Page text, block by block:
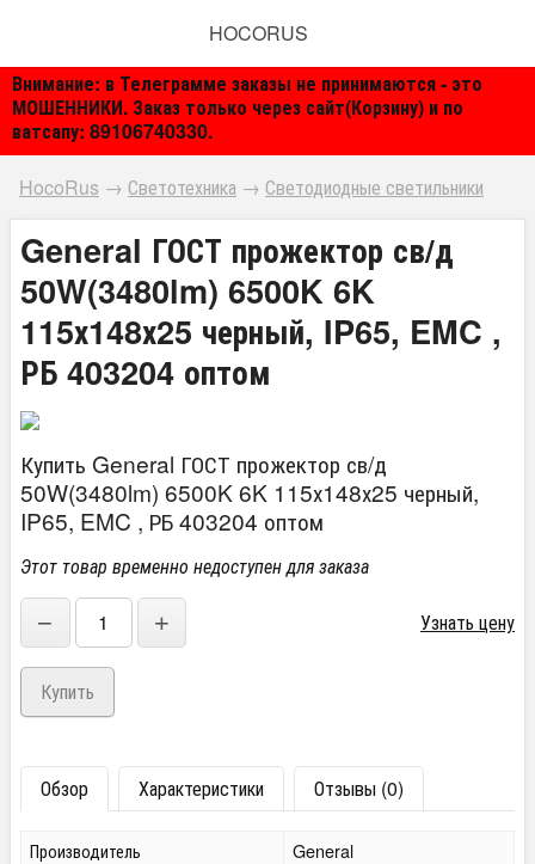
Внимание: в Телеграмме заказы не принимаются - это
МОШЕННИКИ. Заказ только через сайт(Корзину) и по
ватсапу: 89106740330.
HOCORUS
HocoRus → Светотехника → Светодиодные светильники
General ГОСТ прожектор св/д
50W(3480lm) 6500K 6K
115х148х25 черный, IP65, EMC ,
РБ 403204 оптом
Купить General ГОСТ прожектор св/д
50W(3480lm) 6500K 6K 115х148х25 черный,
IP65, EMC , РБ 403204 оптом
Этот товар временно недоступен для заказа
− + Узнать цену
Обзор Характеристики Отзывы (0)
Производитель
General